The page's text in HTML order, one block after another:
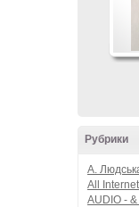
Рубрики
A.
All Internet
AUDIO -